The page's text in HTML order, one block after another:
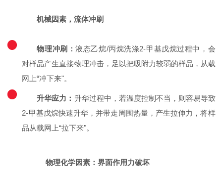
机械因素，流体冲刷
物理冲刷：液态乙烷/丙烷洗涤2-甲基戊烷过程中，会
对样品产生直接物理冲击，足以把吸附力较弱的样品，从载
网上“冲下来"。
升华应力： 升华过程中，若温度控制不当，则容易导致
2-甲基戊烷快速升华，并带走周围热量，产生拉伸力，将样
品从载网上“拉下来"。
物理化学因素：界面作用力破坏